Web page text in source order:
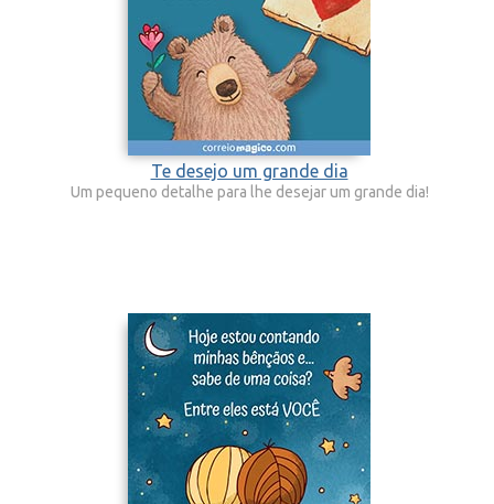
Te desejo um grande dia
Um pequeno detalhe para lhe desejar um grande dia!